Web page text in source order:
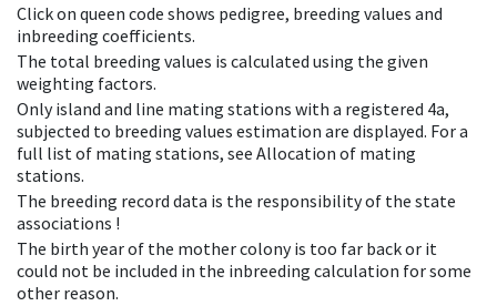
Click on queen code shows pedigree, breeding values and
inbreeding coefficients.
The total breeding values is calculated using the given
weighting factors.
Only island and line mating stations with a registered 4a,
subjected to breeding values estimation are displayed. For a
full list of mating stations, see Allocation of mating
stations.
The breeding record data is the responsibility of the state
associations !
The birth year of the mother colony is too far back or it
could not be included in the inbreeding calculation for some
other reason.